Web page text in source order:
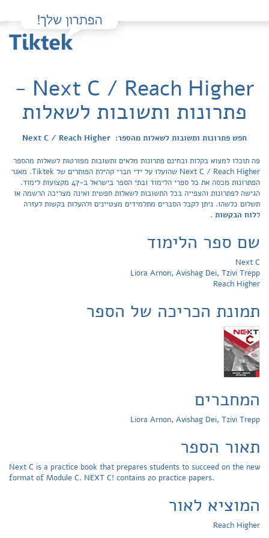
Next C / Reach Higher -
פתרונות ותשובות לשאלות
חפש פתרונות ותשובות לשאלות מהספר: Next C / Reach Higher
פה תוכלו למצוא בקלות ובחינם פתרונות מלאים ותשובות מפורטות לשאלות מהספר
Next C / Reach Higher שהועלו על ידי חברי קהילת הפותרים של Tiktek. מאגר
הפתרונות מכסה את כל ספרי הלימוד ובתי הספר בישראל ב-47 מקצועות לימוד.
הגישה לפתרונות והצפייה בכל התשובות לשאלות חפשית ואינה מצריכה הרשמה או
תשלום כלשהו. ניתן לקבל הסברים מתלמידים מצטיינים ולהעלות בקשות לעזרה
ללוח הבקשות .
שם ספר הלימוד
Next C
Liora Arnon, Avishag Dei, Tzivi Trepp
Reach Higher
תמונת הכריכה של הספר
המחברים
Liora Arnon, Avishag Dei, Tzivi Trepp
תאור הספר
Next C is a practice book that prepares students to succeed on the new
format of Module C. NEXT C! contains 20 practice papers.
המוציא לאור
Reach Higher